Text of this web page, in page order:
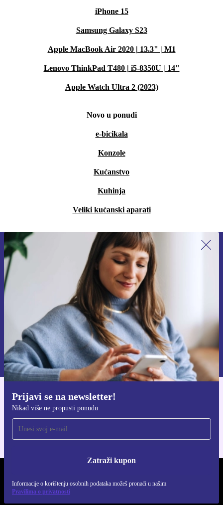
iPhone 15
Samsung Galaxy S23
Apple MacBook Air 2020 | 13.3" | M1
Lenovo ThinkPad T480 | i5-8350U | 14"
Apple Watch Ultra 2 (2023)
Novo u ponudi
e-bicikala
Konzole
Kućanstvo
Kuhinja
Veliki kućanski aparati
Prijavi se na newsletter!
Nikad više ne propusti ponudu
Zatraži kupon
Informacije o korištenju osobnih podataka možeš pronaći u našim
Pravilima o privatnosti
Prijavi se na newsletter!
Nikad više ne propusti ponudu.
Zatraži kupon
Informacije o korištenju osobnih podataka možeš pronaći u našim
Pravilima privatnosti.
Preuzmi refurbed aplikaciju
Za iOS i Android